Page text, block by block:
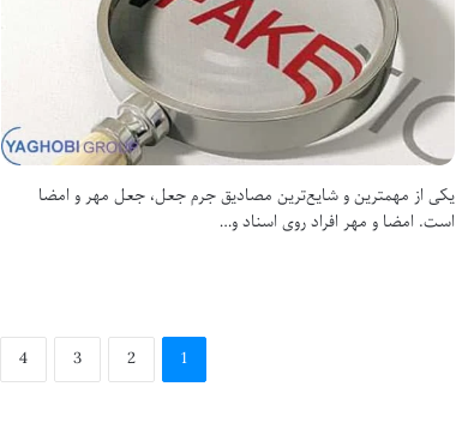
یکی از مهمترین و شایع‌ترین مصادیق جرم جعل، جعل مهر و امضا
است. امضا و مهر افراد روی اسناد و…
1
2
3
4